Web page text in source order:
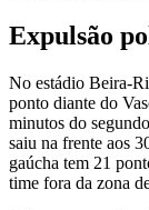
Expulsão
No estádio Beira-
ponto diante do
minutos do
saiu na frente aos
gaúcha tem 21
time fora da zona